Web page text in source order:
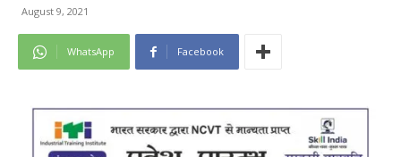
August 9, 2021
WhatsApp Facebook